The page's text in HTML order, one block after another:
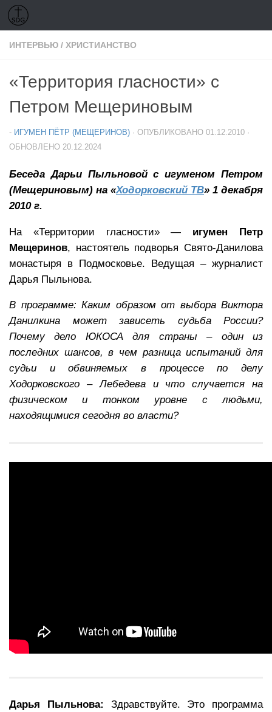
Перейти к содержимому
ИНТЕРВЬЮ / ХРИСТИАНСТВО
«Территория гласности» с
Петром Мещериновым
- ИГУМЕН ПЁТР (МЕЩЕРИНОВ) · ОПУБЛИКОВАНО 01.12.2010 ·
ОБНОВЛЕНО 20.12.2024
Беседа Дарьи Пыльновой с игуменом Петром
(Мещериновым) на «Ходорковский ТВ» 1 декабря
2010 г.
На «Территории гласности» — игумен Петр
Мещеринов, настоятель подворья Свято-Данилова
монастыря в Подмосковье. Ведущая – журналист
Дарья Пыльнова.
В программе: Каким образом от выбора Виктора
Данилкина может зависеть судьба России?
Почему дело ЮКОСА для страны – один из
последних шансов, в чем разница испытаний для
судьи и обвиняемых в процессе по делу
Ходорковского – Лебедева и что случается на
физическом и тонком уровне с людьми,
находящимися сегодня во власти?
Дарья Пыльнова: Здравствуйте. Это программа